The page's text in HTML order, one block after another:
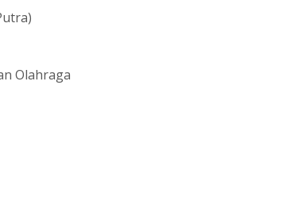
Olahraga